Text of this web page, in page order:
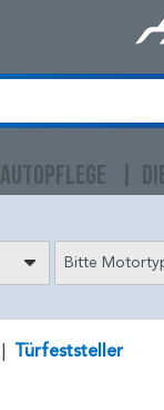
AUTOPFLEGE
Bitte
Türfeststeller